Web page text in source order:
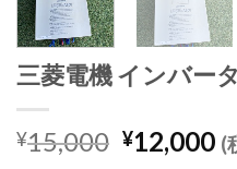
三菱電機 インバー
¥15,000 元
¥12,000 (